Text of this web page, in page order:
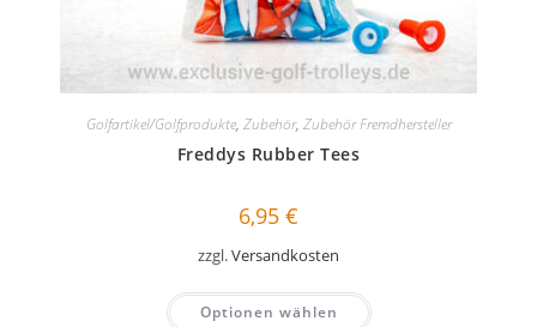
Golfartikel/Golfprodukte, Zubehör, Zubehör Fremdhersteller
Freddys Rubber Tees
6,95 €
zzgl.Versandkosten
Optionen wählen